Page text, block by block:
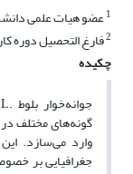
1عضو هیات علمی
2فارغ التحصیل دوره
چکیده
جوانه‌خوار بلوط .
گونه‌های مختلف
جغرافیایی بر